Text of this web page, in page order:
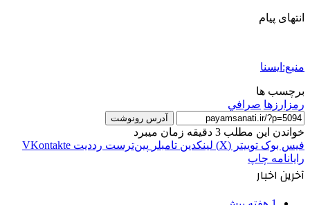
انتهای پیام
منبع:ایسنا
برچسب ها
رمزارزها صرافي
آدرس رونوشت
خواندن این مطلب 3 دقیقه زمان میبرد
فیس بوک توییتر (X) لینکدین ‫تامبلر ‫پین‌ترست ‫رددیت ‫VKontakte
رایانامه چاپ
آخرین اخبار